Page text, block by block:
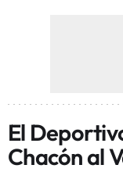
El
Chacón al